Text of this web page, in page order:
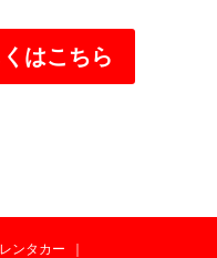
はこちら
レンタカー
｜